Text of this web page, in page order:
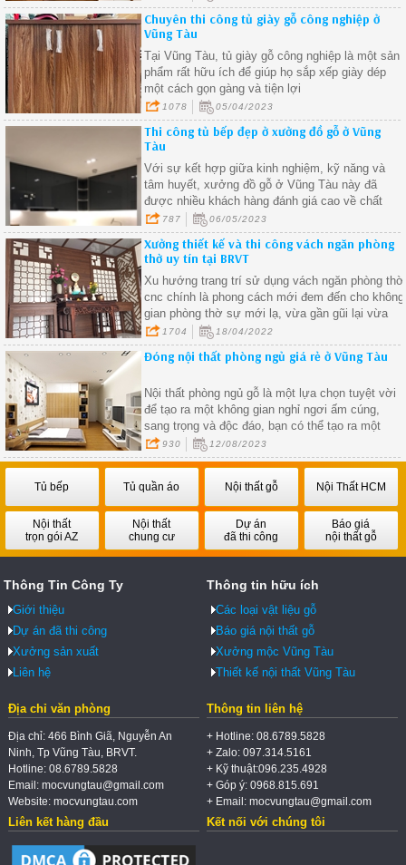
góc khuất trong nhà
Chuyên thi công tủ giày gỗ công nghiệp ở
Vũng Tàu
Tại Vũng Tàu, tủ giày gỗ công nghiệp là một sản
phẩm rất hữu ích để giúp họ sắp xếp giày dép
một cách gọn gàng và tiện lợi
1078 05/04/2023
Thi công tủ bếp đẹp ở xưởng đồ gỗ ở Vũng
Tàu
Với sự kết hợp giữa kinh nghiệm, kỹ năng và
tâm huyết, xưởng đồ gỗ ở Vũng Tàu này đã
được nhiều khách hàng đánh giá cao về chất
lượng sản phẩm và dịch vụ
787 06/05/2023
Xưởng thiết kế và thi công vách ngăn phòng
thờ uy tín tại BRVT
Xu hướng trang trí sử dụng vách ngăn phòng thờ
cnc chính là phong cách mới đem đến cho không
gian phòng thờ sự mới lạ, vừa gần gũi lại vừa
ngăn cách được với những không gian khác.
1704 18/04/2022
Đóng nội thất phòng ngủ giá rẻ ở Vũng Tàu
Nội thất phòng ngủ gỗ là một lựa chọn tuyệt vời
để tạo ra một không gian nghỉ ngơi ấm cúng,
sang trọng và độc đáo, bạn có thể tạo ra một
không gian phòng ngủ thú vị và phản ánh cá tính
riêng của bạn.
930 12/08/2023
Tủ bếp Tủ quần áo Nội thất gỗ Nội Thất HCM
Nội thất
trọn gói AZ
Nội thất
chung cư
Dự án
đã thi công
Báo giá
nội thất gỗ
Thông Tin Công Ty
Giới thiệu
Dự án đã thi công
Xưởng sản xuất
Liên hệ
Thông tin hữu ích
Các loại vật liệu gỗ
Báo giá nội thất gỗ
Xưởng mộc Vũng Tàu
Thiết kế nội thất Vũng Tàu
Địa chỉ văn phòng
Địa chỉ: 466 Bình Giã, Nguyễn An
Ninh, Tp Vũng Tàu, BRVT.
Hotline: 08.6789.5828
Email: mocvungtau@gmail.com
Website: mocvungtau.com
Thông tin liên hệ
+ Hotline: 08.6789.5828
+ Zalo: 097.314.5161
+ Kỹ thuật:096.235.4928
+ Góp ý: 0968.815.691
+ Email: mocvungtau@gmail.com
Liên kết hàng đầu Kết nối với chúng tôi